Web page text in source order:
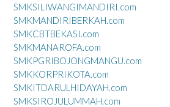
SMKSILIWANGIMANDIRI.com
SMKMANDIRIBERKAH.com
SMKCBTBEKASI.com
SMKMANAROFA.com
SMKPGRIBOJONGMANGU.com
SMKKORPRIKOTA.com
SMKITDARULHIDAYAH.com
SMKSIROJULUMMAH.com